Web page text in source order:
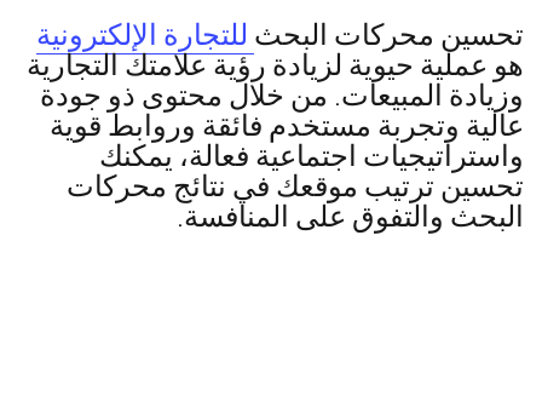
تحسين محركات البحث للتجارة الإلكترونية
هو عملية حيوية لزيادة رؤية علامتك التجارية
وزيادة المبيعات. من خلال محتوى ذو جودة
عالية وتجربة مستخدم فائقة وروابط قوية
واستراتيجيات اجتماعية فعالة، يمكنك
تحسين ترتيب موقعك في نتائج محركات
البحث والتفوق على المنافسة.